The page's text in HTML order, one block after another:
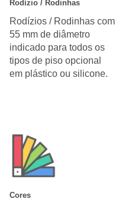
Rodízio / Rodinhas
Rodízios / Rodinhas com
55 mm de diâmetro
indicado para todos os
tipos de piso opcional
em plástico ou silicone.
Cores